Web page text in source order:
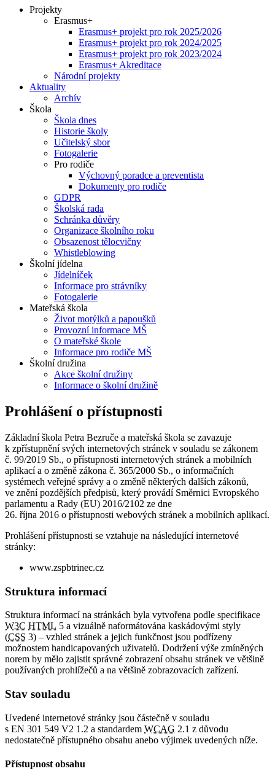
Projekty
Erasmus+
Erasmus+ projekt pro rok 2025/2026
Erasmus+ projekt pro rok 2024/2025
Erasmus+ projekt pro rok 2023/2024
Erasmus+ Akreditace
Národní projekty
Aktuality
Archív
Škola
Škola dnes
Historie školy
Učitelský sbor
Fotogalerie
Pro rodiče
Výchovný poradce a preventista
Dokumenty pro rodiče
GDPR
Školská rada
Schránka důvěry
Organizace školního roku
Obsazenost tělocvičny
Whistleblowing
Školní jídelna
Jídelníček
Informace pro strávníky
Fotogalerie
Mateřská škola
Život motýlků a papoušků
Provozní informace MŠ
O mateřské škole
Informace pro rodiče MŠ
Školní družina
Akce školní družiny
Informace o školní družině
Prohlášení o přístupnosti
Základní škola Petra Bezruče a mateřská škola se zavazuje
k zpřístupnění svých internetových stránek v souladu se zákonem
č. 99/2019 Sb., o přístupnosti internetových stránek a mobilních
aplikací a o změně zákona č. 365/2000 Sb., o informačních
systémech veřejné správy a o změně některých dalších zákonů,
ve znění pozdějších předpisů, který provádí Směrnici Evropského
parlamentu a Rady (EU) 2016/2102 ze dne
26. října 2016 o přístupnosti webových stránek a mobilních aplikací.
Prohlášení přístupnosti se vztahuje na následující internetové
stránky:
www.zspbtrinec.cz
Struktura informací
Struktura informací na stránkách byla vytvořena podle specifikace
W3C HTML 5 a vizuálně naformátována kaskádovými styly
(CSS 3) – vzhled stránek a jejich funkčnost jsou podřízeny
možnostem handicapovaných uživatelů. Dodržení výše zmíněných
norem by mělo zajistit správné zobrazení obsahu stránek ve většině
používaných prohlížečů a na většině zobrazovacích zařízení.
Stav souladu
Uvedené internetové stránky jsou částečně v souladu
s EN 301 549 V2 1.2 a standardem WCAG 2.1 z důvodu
nedostatečně přístupného obsahu anebo výjimek uvedených níže.
Přístupnost obsahu